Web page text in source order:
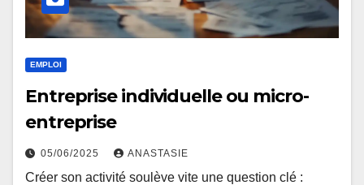
EMPLOI
Entreprise individuelle ou micro-
entreprise
05/06/2025 ANASTASIE
Créer son activité soulève vite une question clé :